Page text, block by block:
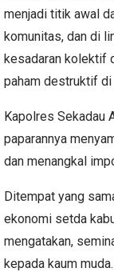
menjadi titik awal
komunitas, dan di
kesadaran kolektif
paham destruktif di
Kapolres Sekadau
paparannya
dan menangkal
Ditempat yang
ekonomi setda
mengatakan,
kepada kaum muda.